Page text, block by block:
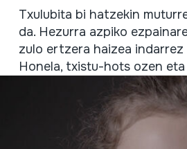
Txulubita bi hatzekin
da. Hezurra azpiko
zulo ertzera haizea indarrez
Honela, txistu-hots ozen